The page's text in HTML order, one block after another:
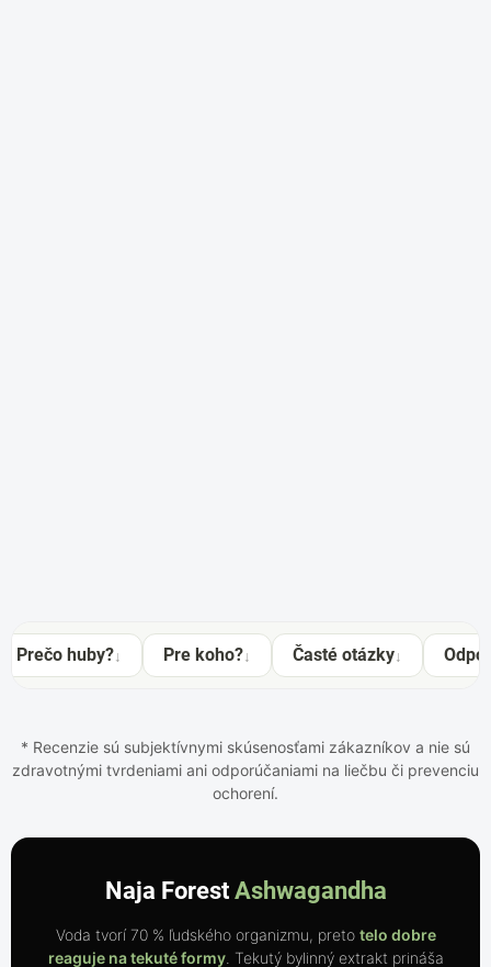
Prečo huby?↓ Pre koho?↓ Časté otázky↓
* Recenzie sú subjektívnymi skúsenosťami zákazníkov a nie sú
zdravotnými tvrdeniami ani odporúčaniami na liečbu či prevenciu
ochorení.
Naja Forest Ashwagandha
Voda tvorí 70 % ľudského organizmu, preto telo dobre
reaguje na tekuté formy. Tekutý bylinný extrakt prináša